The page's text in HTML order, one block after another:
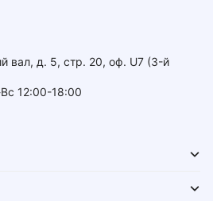
вал, д. 5, стр. 20, оф. U7 (3-й
12:00-18:00